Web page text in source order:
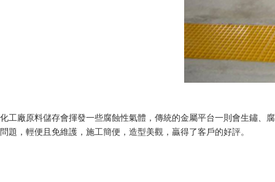
化工廠原料儲存會揮發一些腐蝕性氣體，傳統的金屬平台一則會生鏽、
問題，輕便且免維護，施工簡便，造型美觀，贏得了客戶的好評。